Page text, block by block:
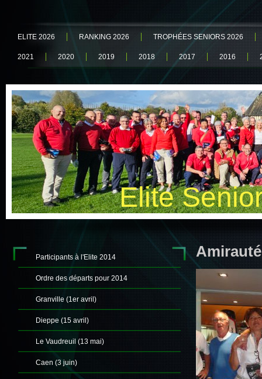
ELITE 2026 RANKING 2026 TROPHÉES SENIORS 2026
2021 2020 2019 2018 2017 2016
Elite
Participants à l'Elite 2014
Ordre des départs pour 2014
Granville (1er avril)
Dieppe (15 avril)
Le Vaudreuil (13 mai)
Caen (3 juin)